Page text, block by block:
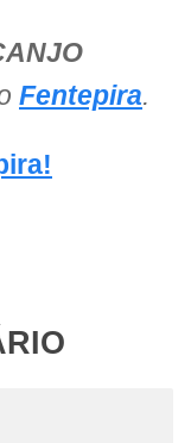
Fentepira.